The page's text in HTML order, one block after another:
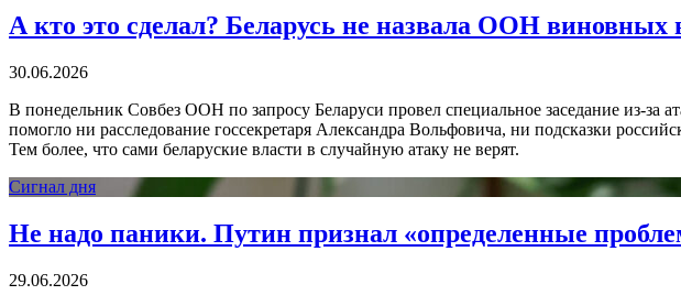
А кто это сделал? Беларусь не назвала ООН виновных
30.06.2026
В понедельник Совбез ООН по запросу Беларуси провел специальное заседание из-за
помогло ни расследование госсекретаря Александра Вольфовича, ни подсказки
Тем более, что сами беларуские власти в случайную атаку не верят.
Сигнал дня
Не надо паники. Путин признал «определенные
29.06.2026